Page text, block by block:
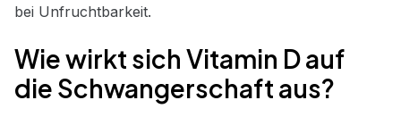
bei Unfruchtbarkeit.
Wie wirkt sich Vitamin D auf
die Schwangerschaft aus?